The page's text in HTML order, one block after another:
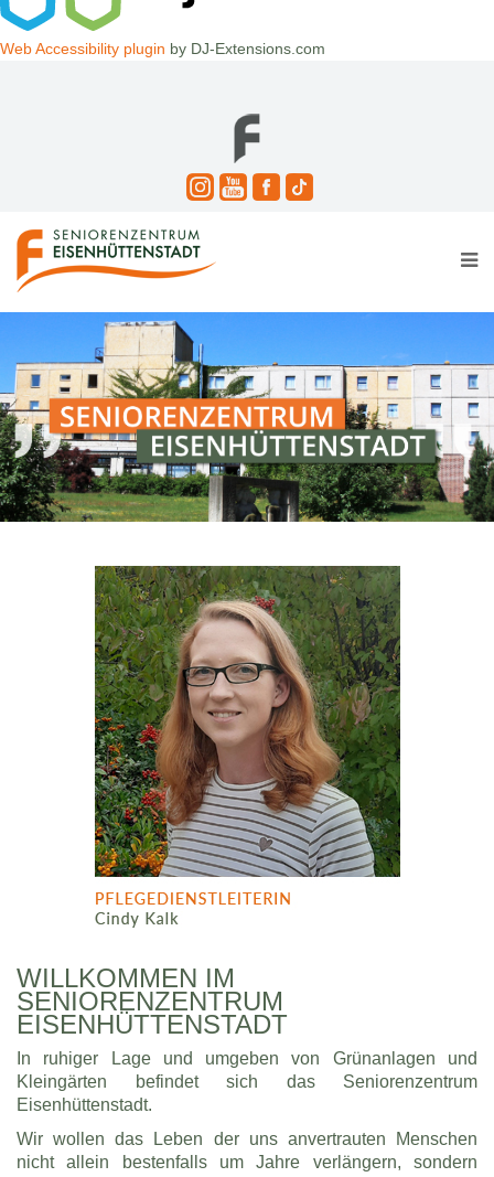
Web Accessibility plugin by DJ-Extensions.com
WILLKOMMEN IM
SENIORENZENTRUM
EISENHÜTTENSTADT
In ruhiger Lage und umgeben von Grünanlagen und
Kleingärten befindet sich das Seniorenzentrum
Eisenhüttenstadt.
Wir wollen das Leben der uns anvertrauten Menschen
nicht allein bestenfalls um Jahre verlängern, sondern